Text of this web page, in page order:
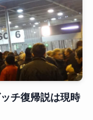
チ復帰説は現時